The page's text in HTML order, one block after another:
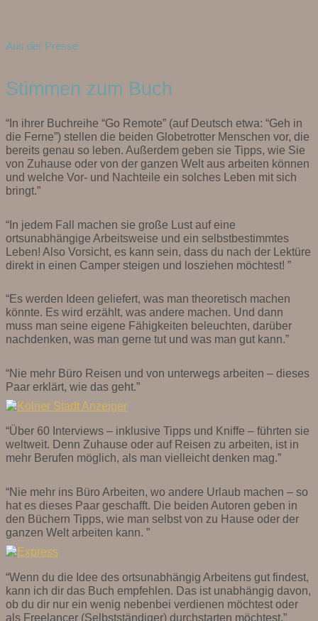
Aus der Presse
Stimmen zum Buch
“In ihrer Buchreihe “Go Remote” (auf Deutsch etwa: “Geh in
die Ferne”) stellen die beiden Globetrotter Menschen vor, die
bereits genau so leben. Außerdem geben sie Tipps, wie Sie
von Zuhause oder von der ganzen Welt aus arbeiten können
und welche Vor- und Nachteile ein solches Leben mit sich
bringt.”
“In jedem Fall machen sie große Lust auf eine
ortsunabhängige Arbeitsweise und ein selbstbestimmtes
Leben! Also Vorsicht, es kann sein, dass du nach der Lektüre
direkt in einen Camper steigen und losziehen möchtest! ”
“Es werden Ideen geliefert, was man theoretisch machen
könnte. Es wird erzählt, was andere machen. Und dann
muss man seine eigene Fähigkeiten beleuchten, darüber
nachdenken, was man gerne tut und was man gut kann.”
“Nie mehr Büro Reisen und von unterwegs arbeiten – dieses
Paar erklärt, wie das geht.”
“Über 60 Interviews – inklusive Tipps und Kniffe – führten sie
weltweit. Denn Zuhause oder auf Reisen zu arbeiten, ist in
mehr Berufen möglich, als man vielleicht denken mag.”
“Nie mehr ins Büro Arbeiten, wo andere Urlaub machen – so
hat es dieses Paar geschafft. Die beiden Autoren geben in
den Büchern Tipps, wie man selbst von zu Hause oder der
ganzen Welt arbeiten kann. ”
“Wenn du die Idee des ortsunabhängig Arbeitens gut findest,
kann ich dir das Buch empfehlen. Das ist unabhängig davon,
ob du dir nur ein wenig nebenbei verdienen möchtest oder
als Freelancer (Selbstständiger) durchstarten möchtest.”